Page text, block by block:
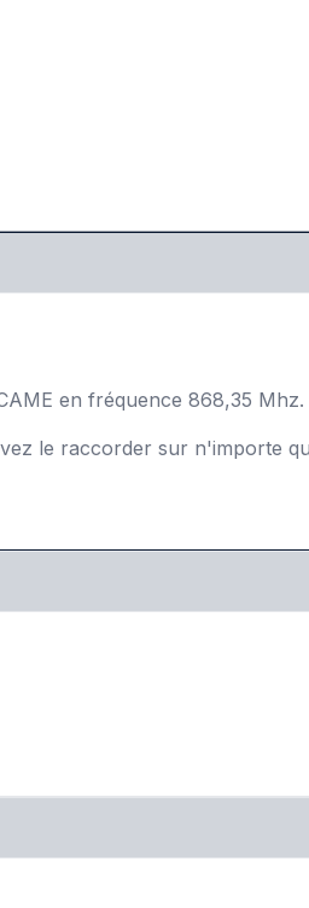
en fréquence 868,35 Mhz.
le raccorder sur n'importe